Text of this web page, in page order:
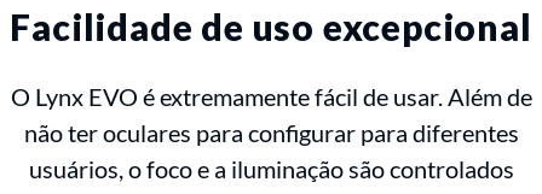
Facilidade de uso excepcional
O Lynx EVO é extremamente fácil de usar. Além de
não ter oculares para configurar para diferentes
usuários, o foco e a iluminação são controlados